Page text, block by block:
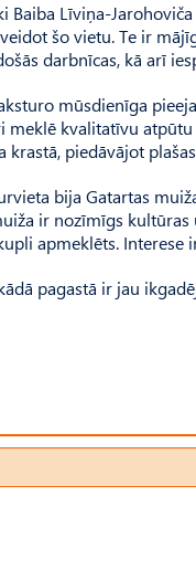
Baiba Līviņa-
šo vietu. Te ir
darbnīcas, kā arī
mūsdienīga
meklē kvalitatīvu
krastā, piedāvājot
bija Gatartas
ir nozīmīgs
apmeklēts. Interese
pagastā ir jau